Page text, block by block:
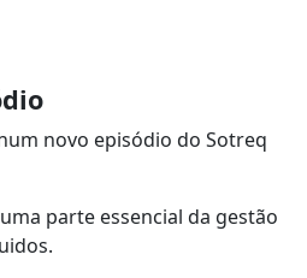
novo episódio do Sotreq
parte essencial da gestão